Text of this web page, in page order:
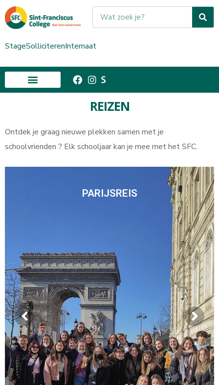
StageSolliciterenInternaat
REIZEN
Ontdek je graag nieuwe plekken samen met je
schoolvrienden ? Elk schooljaar kan je mee met het SFC.
PARIJSREIS